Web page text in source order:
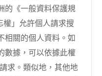
的《一般資料保護規
權」允許個人請求搜
相關的個人資料。如
數據，可以依據此權
求。類似地，其他地